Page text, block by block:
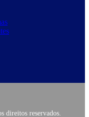
direitos reservados.